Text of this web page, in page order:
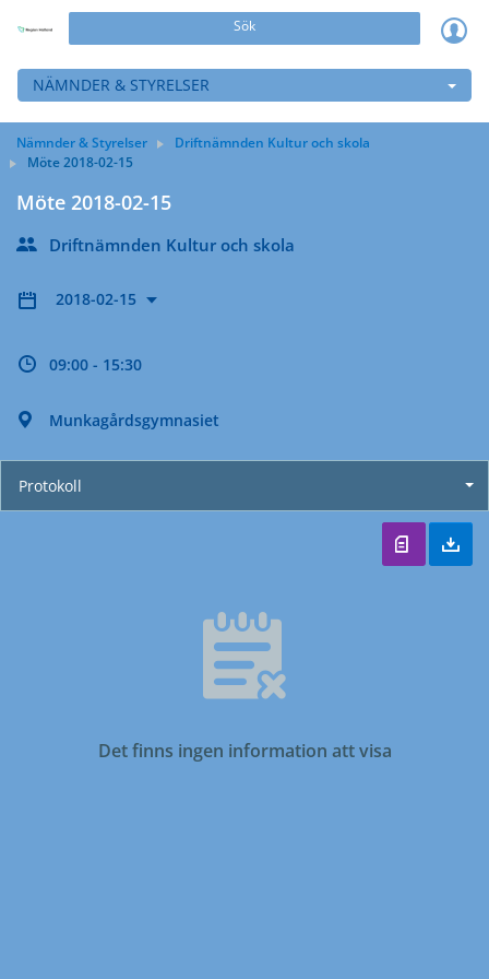
Sök
NÄMNDER & STYRELSER
Nämnder & Styrelser
Driftnämnden Kultur och skola
Möte 2018-02-15
Möte 2018-02-15
Driftnämnden Kultur och skola
2018-02-15
09:00 - 15:30
Munkagårdsgymnasiet
Protokoll
Det finns ingen information att visa